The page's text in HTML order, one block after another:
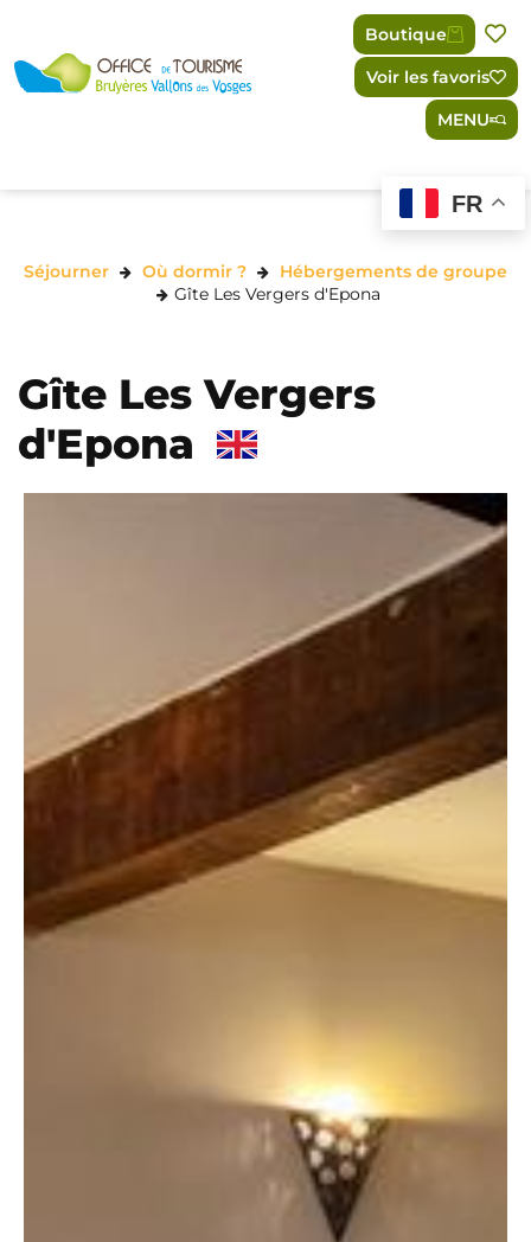
Boutique
Voir les favoris
MENU
FR
Séjourner Où dormir ?
Hébergements de groupe
Gîte Les Vergers d'Epona
Gîte Les Vergers
d'Epona